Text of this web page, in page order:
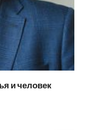
и человек